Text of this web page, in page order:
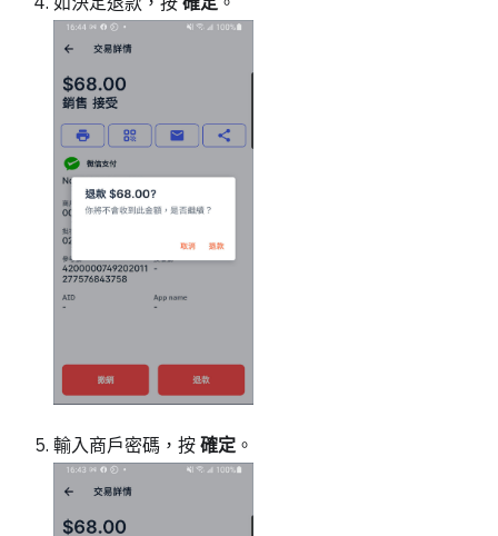
輸入商戶密碼，按 確定 。